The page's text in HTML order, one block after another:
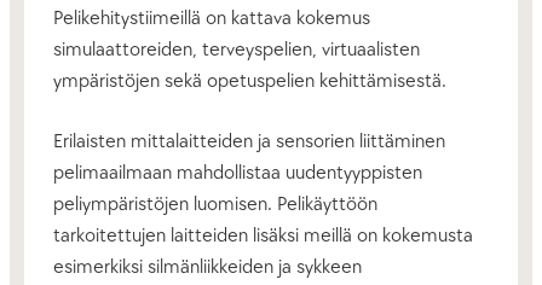
Pelikehitystiimeillä on kattava kokemus
simulaattoreiden, terveyspelien, virtuaalisten
ympäristöjen sekä opetuspelien kehittämisestä.
Erilaisten mittalaitteiden ja sensorien liittäminen
pelimaailmaan mahdollistaa uudentyyppisten
peliympäristöjen luomisen. Pelikäyttöön
tarkoitettujen laitteiden lisäksi meillä on kokemusta
esimerkiksi silmänliikkeiden ja sykkeen